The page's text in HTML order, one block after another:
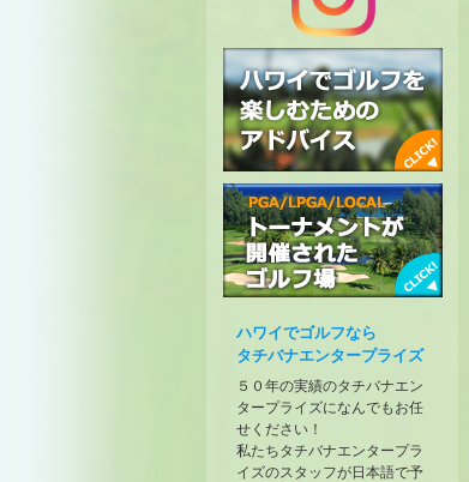
タチバナの
Instagram
ハワイでゴルフを楽しむための
アドバイス
フ場
ハワイでゴルフなら
タチバナエンタープライズ
５０年の実績のタチバナエン
タープライズになんでもお任
せください！
私たちタチバナエンタープラ
イズのスタッフが日本語で予